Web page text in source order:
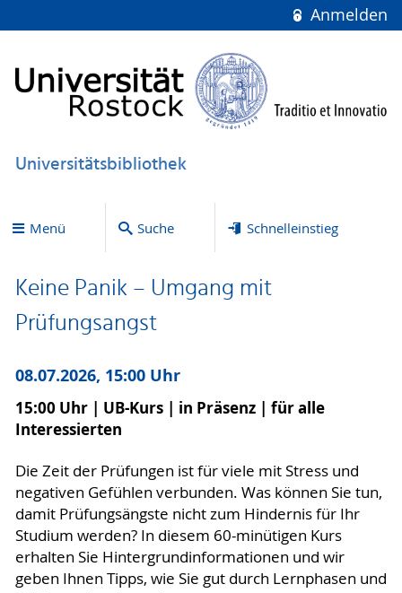
Anmelden
Universitätsbibliothek
Menü Suche Schnelleinstieg
Keine Panik – Umgang mit
Prüfungsangst
08.07.2026, 15:00 Uhr
15:00 Uhr | UB-Kurs | in Präsenz | für alle
Interessierten
Die Zeit der Prüfungen ist für viele mit Stress und
negativen Gefühlen verbunden. Was können Sie tun,
damit Prüfungsängste nicht zum Hindernis für Ihr
Studium werden? In diesem 60-minütigen Kurs
erhalten Sie Hintergrundinformationen und wir
geben Ihnen Tipps, wie Sie gut durch Lernphasen und